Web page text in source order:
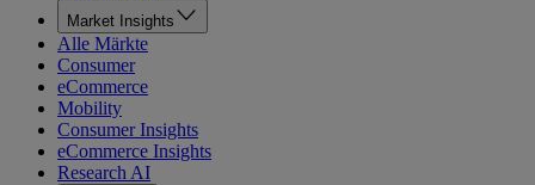
Market Insights
Alle Märkte
Consumer
eCommerce
Mobility
Consumer Insights
eCommerce Insights
Research AI